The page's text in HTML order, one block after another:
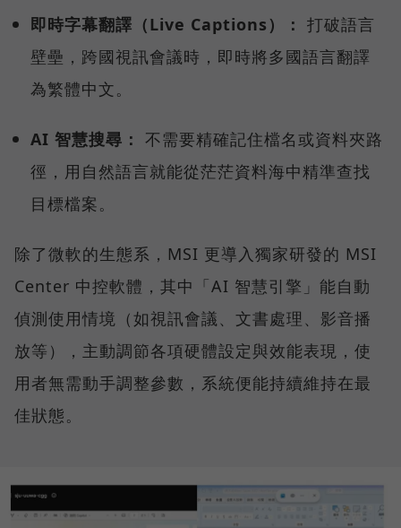
即時字幕翻譯（Live Captions）： 打破語言
壁壘，跨國視訊會議時，即時將多國語言翻譯
為繁體中文。
AI 智慧搜尋： 不需要精確記住檔名或資料夾路
徑，用自然語言就能從茫茫資料海中精準查找
目標檔案。
除了微軟的生態系，MSI 更導入獨家研發的 MSI
Center 中控軟體，其中「AI 智慧引擎」能自動
偵測使用情境（如視訊會議、文書處理、影音播
放等），主動調節各項硬體設定與效能表現，使
用者無需動手調整參數，系統便能持續維持在最
佳狀態。